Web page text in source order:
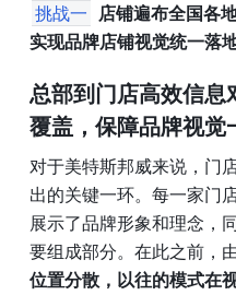
挑战一
店铺遍布全国各
实现品牌店铺视觉统一落
总部到门店高效信
覆盖，保障品牌视觉
对于美特斯邦威来说，门
出的关键一环。每一家门
展示了品牌形象和理念，
要组成部分。在此之前，
位置分散，以往的模式在